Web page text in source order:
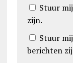
Stuur
zijn.
Stuur
berichten